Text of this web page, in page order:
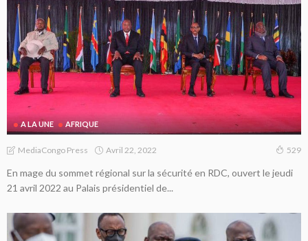
A LA UNE AFRIQUE
MediaCongo Press Avril 22, 2022 529
En mage du sommet régional sur la sécurité en RDC, ouvert le jeudi
21 avril 2022 au Palais présidentiel de...